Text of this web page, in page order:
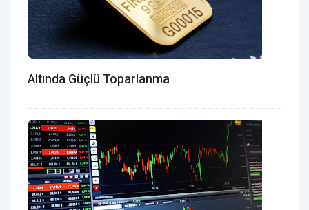
Altında Güçlü Toparlanma